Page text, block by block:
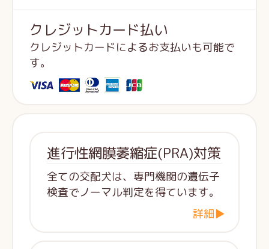
クレジットカード払い
クレジットカードによるお支払いも可能で
す。
進行性網膜萎縮症(PRA)対策
全ての交配犬は、専門機関の遺伝子
検査でノーマル判定を得ています。
詳細▶